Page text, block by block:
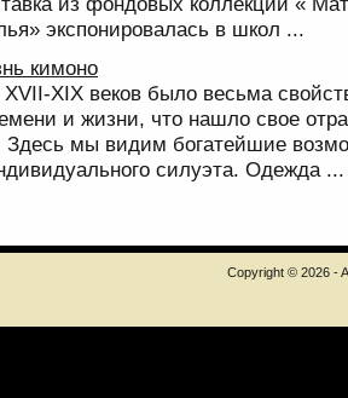
экспонировалась в школ ...
кимоно
XIX веков было весьма
и жизни, что нашло свое
Здесь мы видим богатейшие
силуэта. Одежда ...
Copyright © 2026 -